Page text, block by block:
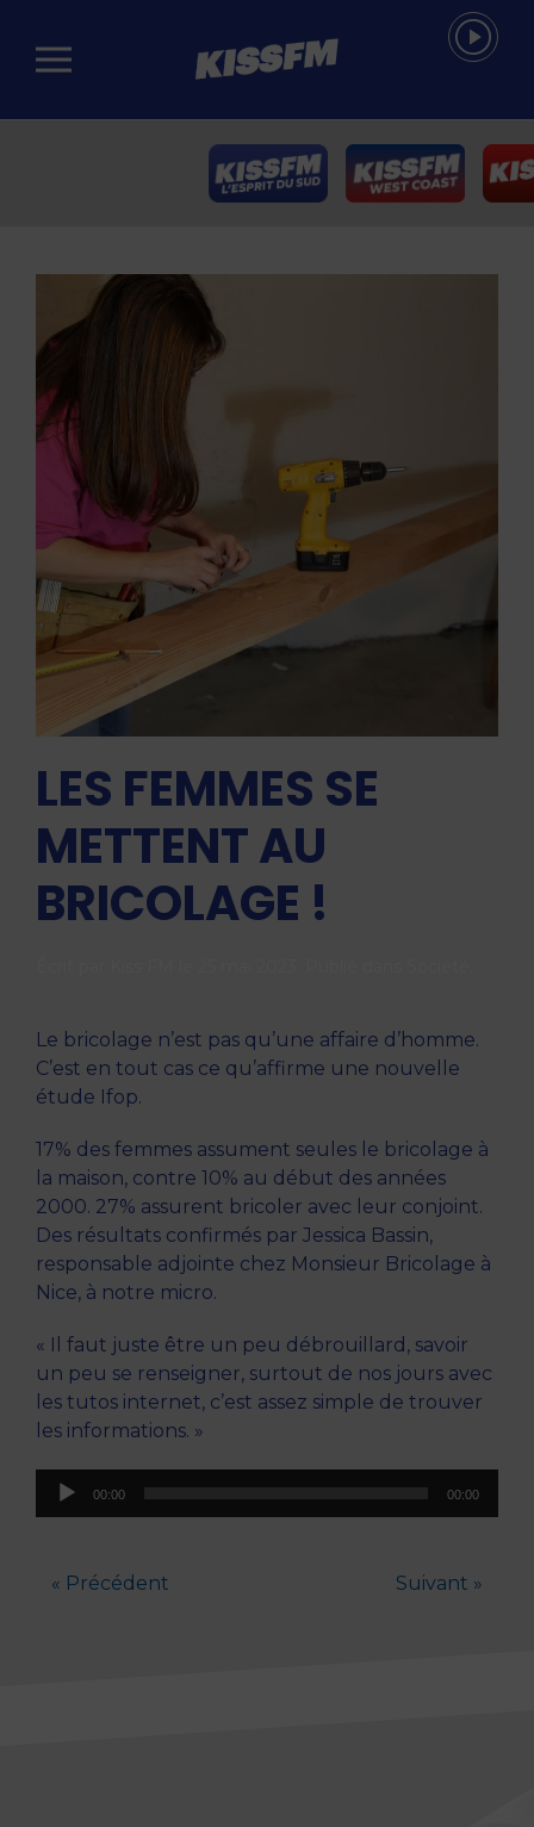
Passer au contenu principal
LES FEMMES SE
METTENT AU
BRICOLAGE !
Le bricolage n’est pas qu’une affaire d’homme.
C’est en tout cas ce qu’affirme une nouvelle
étude Ifop.
17% des femmes assument seules le bricolage à
la maison, contre 10% au début des années
2000. 27% assurent bricoler avec leur conjoint.
Des résultats confirmés par Jessica Bassin,
responsable adjointe chez Monsieur Bricolage à
Nice, à notre micro.
« Il faut juste être un peu débrouillard, savoir
un peu se renseigner, surtout de nos jours avec
les tutos internet, c’est assez simple de trouver
les informations. »
Lecteur
00:00 00:00
« Précédent Suivant »